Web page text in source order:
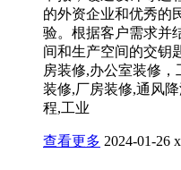
的外资企业和优秀的
验。根据客户需求并
间和生产空间的交钥
房装修,办公室装修
装修,厂房装修,通风
程,工业
查看更多 2024-01-26